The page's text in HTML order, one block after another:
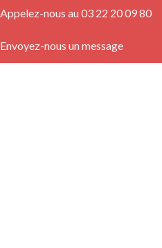
Appelez-nous au 03 22 20 09 80
Envoyez-nous un message